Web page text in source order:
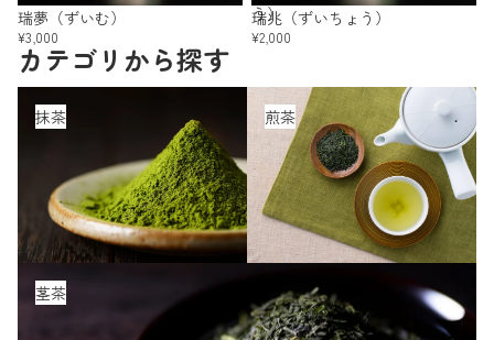
瑞夢（ずいむ）
¥3,000
う）
瑞兆（ずいちょう）
¥2,000
カテゴリから探す
抹茶
煎茶
茎茶